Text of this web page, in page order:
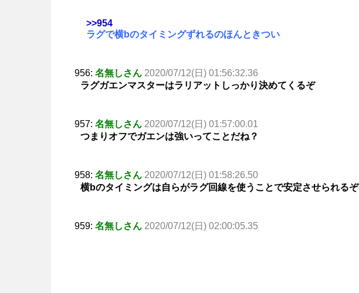
>>954
ラグで横bのタイミングずれるのほんときつい
956: 名無しさん 2020/07/12(日) 01:56:32.36
ラグガエンマスターはラリアットしっかり決めてくるぞ
957: 名無しさん 2020/07/12(日) 01:57:00.01
つまりオフでガエンは強いってことだね？
958: 名無しさん 2020/07/12(日) 01:58:26.50
横bのタイミングは自らがラグ回線を使うことで安定させられるぞ
959: 名無しさん 2020/07/12(日) 02:00:05.35